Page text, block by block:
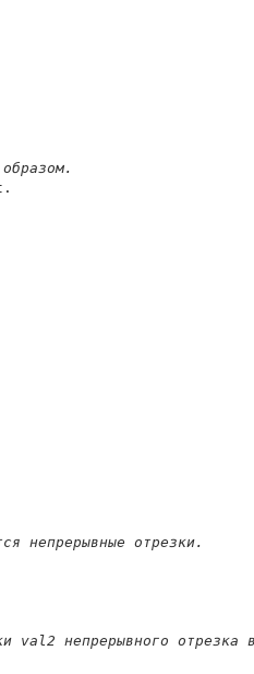
непрерывные отрезки.
val2 непрерывного отрезка